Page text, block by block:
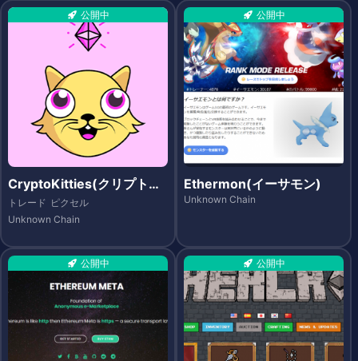
公開中
CryptoKitties(クリプトキ
ティーズ)
トレード ピクセル
Unknown Chain
公開中
Ethermon(イーサモン)
Unknown Chain
公開中 公開中